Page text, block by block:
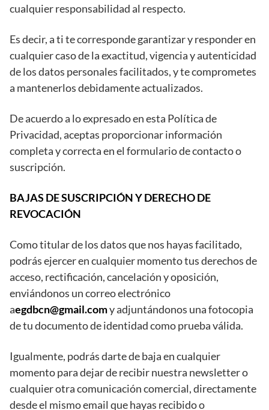
cualquier responsabilidad al respecto.
Es decir, a ti te corresponde garantizar y responder en
cualquier caso de la exactitud, vigencia y autenticidad
de los datos personales facilitados, y te comprometes
a mantenerlos debidamente actualizados.
De acuerdo a lo expresado en esta Política de
Privacidad, aceptas proporcionar información
completa y correcta en el formulario de contacto o
suscripción.
BAJAS DE SUSCRIPCIÓN Y DERECHO DE
REVOCACIÓN
Como titular de los datos que nos hayas facilitado,
podrás ejercer en cualquier momento tus derechos de
acceso, rectificación, cancelación y oposición,
enviándonos un correo electrónico
aegdbcn@gmail.comy adjuntándonos una fotocopia
de tu documento de identidad como prueba válida.
Igualmente, podrás darte de baja en cualquier
momento para dejar de recibir nuestra newsletter o
cualquier otra comunicación comercial, directamente
desde el mismo email que hayas recibido o